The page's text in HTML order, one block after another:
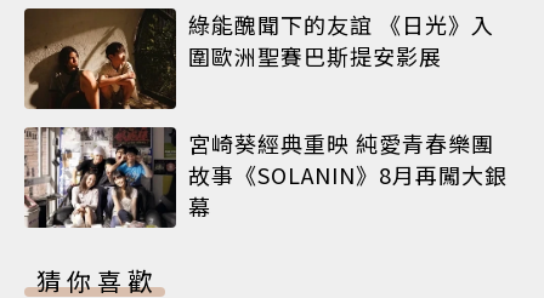
綠能醜聞下的友誼 《日光》入
圍歐洲聖賽巴斯提安影展
宮崎葵經典重映 純愛青春樂團
故事《SOLANIN》8月再闖大銀
幕
猜你喜歡